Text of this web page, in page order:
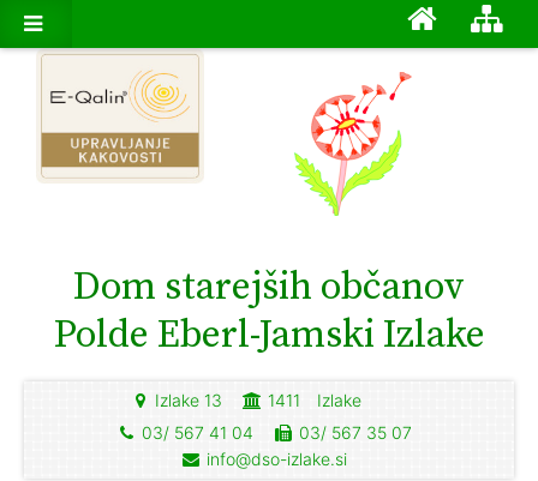
Dom starejših občanov
Polde Eberl-Jamski Izlake
Izlake 13 1411
Izlake
03/ 567 41 04
03/ 567 35 07
info@dso-izlake.si